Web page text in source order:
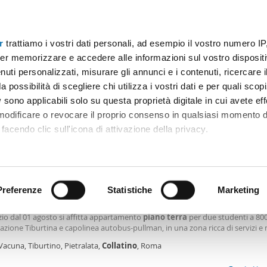
trattiamo i vostri dati personali, ad esempio il vostro numero
memorizzare e accedere alle informazioni sul vostro
personalizzati, misurare gli annunci e i contenuti, ricercare
possibilità di scegliere chi utilizza i vostri dati e per quali
applicabili solo su questa proprietà digitale in cui avete
o revocare il proprio consenso in qualsiasi momento
clic sull'icona di attivazione della privacy.
scansionandolo attivamente alla ricerca di caratteristiche
elaborati i tuoi dati personali e imposta le tue preferenze
ritirare il tuo consenso in qualsiasi momento dalla Dichiarazione
contenuti ed annunci, per fornire funzionalità dei
Statistiche Marketing
Prezzo Superficie Locali Più filtri - 1
collatina Roma
Ordine Mioaffitto
arredato Tiburtino, pietralata, collatino
dal 01 agosto si affitta appartamentopianoterraper due studenti a
Tiburtina e capolinea autobus-pullman, in una zona ricca di servizi e
in: ingresso, ampia
Tiburtino, Pietralata,Collatino, Roma